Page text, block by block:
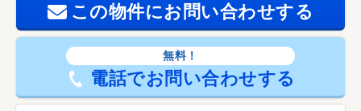
この物件にお問い合わせする
無料！
電話でお問い合わせする